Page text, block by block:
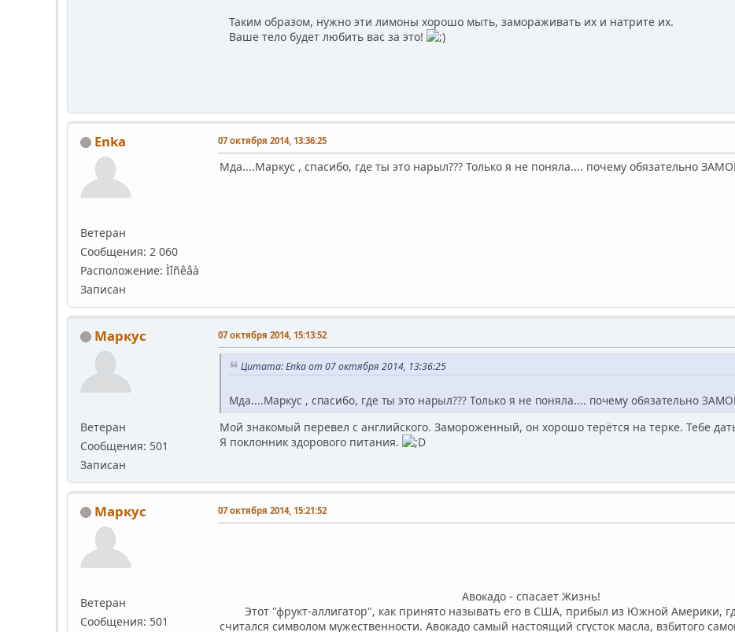
Таким образом, нужно эти лимоны хорошо мыть, замораживать их и натрите их.
Ваше тело будет любить вас за это!
Enka
Ветеран
Сообщения: 2 060
Расположение: Ìîñêâà
Записан
07 октября 2014, 13:36:25
Мда....Маркус , спасибо, где ты это нарыл??? Только я не поняла.... почему обязательно
Маркус
Ветеран
Сообщения: 501
Записан
07 октября 2014, 15:13:52
Цитата: Enka от 07 октября 2014, 13:36:25
Мда....Маркус , спасибо, где ты это нарыл??? Только я не поняла.... почему обязательно
Мой знакомый перевел с английского. Замороженный, он хорошо терётся на терке. Тебе
Я поклонник здорового питания.
Маркус
Ветеран
Сообщения: 501
07 октября 2014, 15:21:52
Авокадо - cпасает Жизнь!
Этот "фрукт-аллигатор", как принято называть его в США, прибыл из Южной Америки,
считался символом мужественности. Авокадо самый настоящий сгусток масла, взбитого